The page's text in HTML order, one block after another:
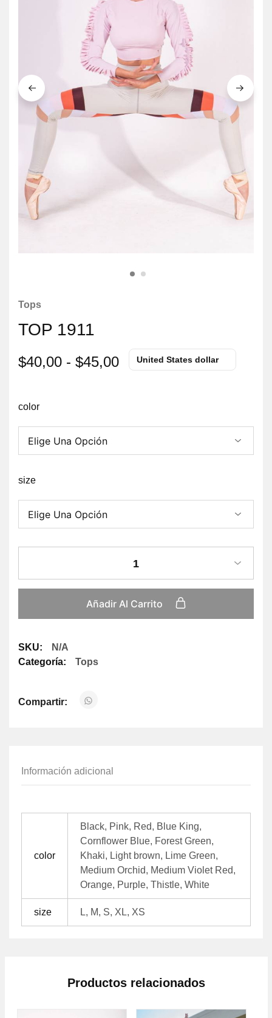
Tops
TOP 1911
$40,00 - $45,00 United States dollar
color
size
1
Añadir Al Carrito
SKU:
N/A
Categoría:
Tops
Compartir:
Información adicional
color
Black, Pink, Red, Blue King,
Cornflower Blue, Forest Green,
Khaki, Light brown, Lime Green,
Medium Orchid, Medium Violet Red,
Orange, Purple, Thistle, White
size L, M, S, XL, XS
Productos relacionados